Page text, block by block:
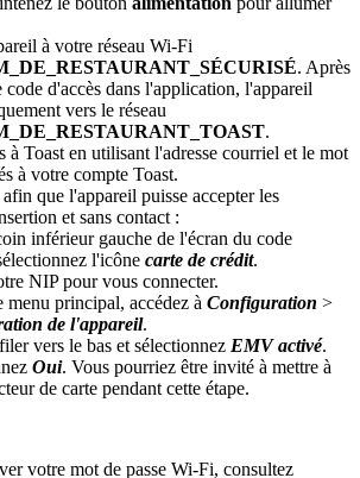
à votre réseau Wi-Fi
. Après
d'accès dans l'application, l'appareil
vers le réseau
.
à Toast en utilisant l'adresse courriel et le mot
à votre compte Toast.
que l'appareil puisse accepter les
et sans contact :
inférieur gauche de l'écran du code
l'icône carte de crédit.
NIP pour vous connecter.
menu principal, accédez à Configuration >
de l'appareil.
vers le bas et sélectionnez EMV activé.
Oui. Vous pourriez être invité à mettre à
de carte pendant cette étape.
votre mot de passe Wi-Fi, consultez